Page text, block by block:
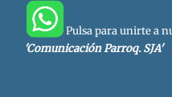
Pulsa para unirte a
'Comunicación Parroq. SJA'